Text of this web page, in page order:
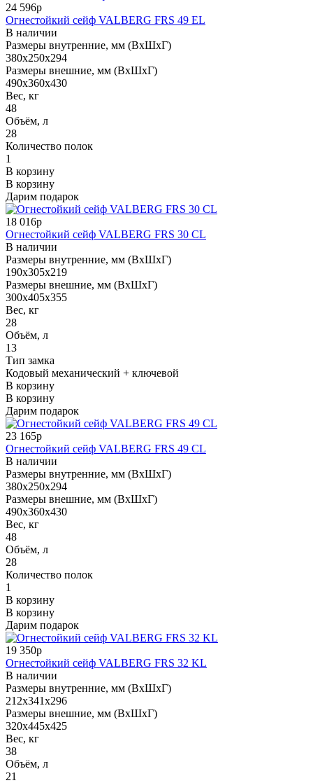
24 596р
Огнестойкий сейф VALBERG FRS 49 EL
В наличии
Размеры внутренние, мм (ВхШхГ)
380x250x294
Размеры внешние, мм (ВхШхГ)
490x360x430
Вес, кг
48
Объём, л
28
Количество полок
1
В корзину
В корзину
Дарим подарок
18 016р
Огнестойкий сейф VALBERG FRS 30 CL
В наличии
Размеры внутренние, мм (ВхШхГ)
190x305x219
Размеры внешние, мм (ВхШхГ)
300x405x355
Вес, кг
28
Объём, л
13
Тип замка
Кодовый механический + ключевой
В корзину
В корзину
Дарим подарок
23 165р
Огнестойкий сейф VALBERG FRS 49 CL
В наличии
Размеры внутренние, мм (ВхШхГ)
380x250x294
Размеры внешние, мм (ВхШхГ)
490x360x430
Вес, кг
48
Объём, л
28
Количество полок
1
В корзину
В корзину
Дарим подарок
19 350р
Огнестойкий сейф VALBERG FRS 32 KL
В наличии
Размеры внутренние, мм (ВхШхГ)
212x341x296
Размеры внешние, мм (ВхШхГ)
320x445x425
Вес, кг
38
Объём, л
21